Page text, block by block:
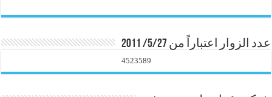
عدد الزوار اعتباراً من 5/27/ 2011
4523589